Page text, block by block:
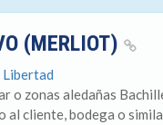
(MERLIOT)
o zonas aledañas
al cliente, bodega o